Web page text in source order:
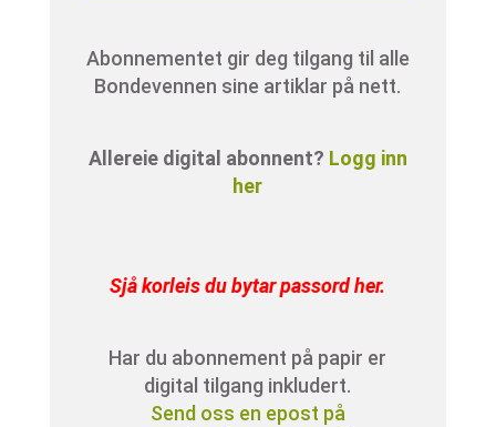
Abonnementet gir deg tilgang til alle
Bondevennen sine artiklar på nett.
Allereie digital abonnent? Logg inn
her
Sjå korleis du bytar passord her.
Har du abonnement på papir er
digital tilgang inkludert.
Send oss en epost på